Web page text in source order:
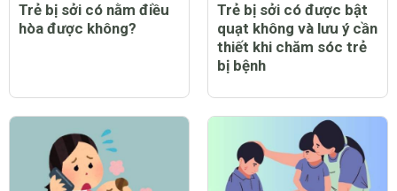
Trẻ bị sởi có nằm điều
hòa được không?
Trẻ bị sởi có được bật
quạt không và lưu ý cần
thiết khi chăm sóc trẻ
bị bệnh